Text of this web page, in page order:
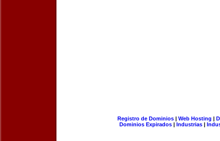
Registro de Dominios| Web Hosting |
Dominios Expirados | Industrias |